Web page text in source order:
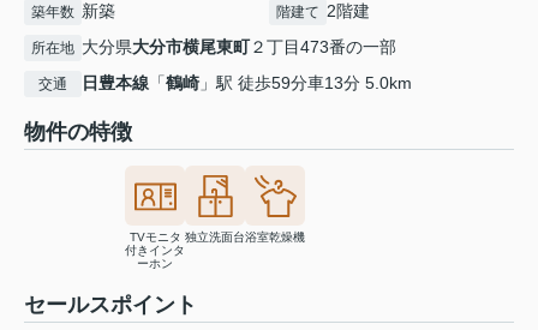
築年数 新築 階建て 2階建
所在地 大分県大分市横尾東町２丁目473番の一部
交通 日豊本線 「鶴崎 」駅 徒歩59分車13分 5.0km
物件の特徴
TVモニタ
付きインタ
ーホン
独立洗面台浴室乾燥機
セールスポイント